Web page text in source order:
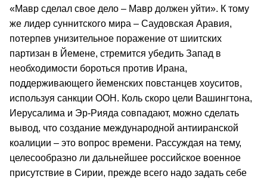
«Мавр сделал свое дело – Мавр должен уйти». К тому
же лидер суннитского мира – Саудовская Аравия,
потерпев унизительное поражение от шиитских
партизан в Йемене, стремится убедить Запад в
необходимости бороться против Ирана,
поддерживающего йеменских повстанцев хоуситов,
используя санкции ООН. Коль скоро цели Вашингтона,
Иерусалима и Эр-Рияда совпадают, можно сделать
вывод, что создание международной антииранской
коалиции – это вопрос времени. Рассуждая на тему,
целесообразно ли дальнейшее российское военное
присутствие в Сирии, прежде всего надо задать себе